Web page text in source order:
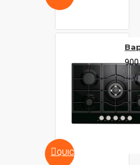
QUICKVIEW
900